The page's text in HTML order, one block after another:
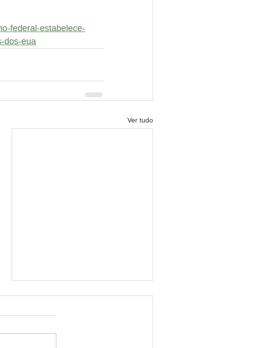
federal-estabelece-
dos-eua
Ver tudo